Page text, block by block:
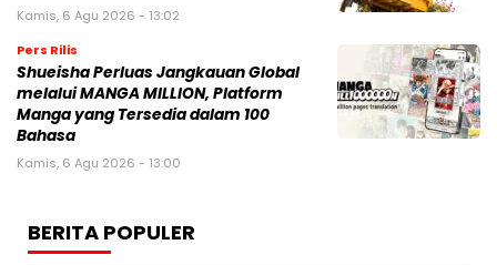
Kamis, 6 Agu 2026 - 13:02
Pers Rilis
Shueisha Perluas Jangkauan Global
melalui MANGA MILLION, Platform
Manga yang Tersedia dalam 100
Bahasa
Kamis, 6 Agu 2026 - 13:00
BERITA POPULER